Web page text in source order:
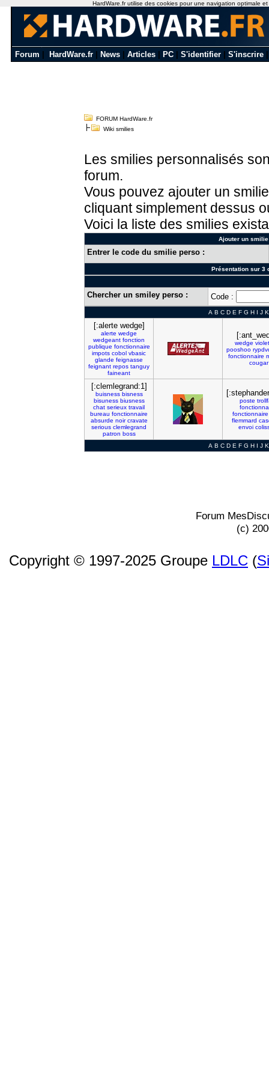
Forum HardWare.fr News Articles PC S'identifier S'inscrire
FORUM HardWare.fr
Wiki smilies
Les smilies personnalisés
forum.
Vous pouvez ajouter un
cliquant simplement dessus
Voici la liste des smilies
Ajouter un
Entrer le code du smilie perso :
Présentation sur 3
Chercher un smiley perso : Code :
A B C D E F G H I J K
[:alerte wedge]
alerte wedge
wedgeant fonction
publique fonctionnaire
impots cobol vbasic
glande feignasse
feignant repos tanguy
faineant
wedge violet
pooshoo
fonctionnaire
cougar
[:clemlegrand:1]
buisness bisness
bisuness biusness
chat serieux travail
bureau fonctionnaire
absurde noir cravate
serious clemlegrand
patron boss
poste
fonctionnaire
flemmard
envoi
A B C D E F G H I J K
Forum
(c)
Copyright © 1997-2025 Groupe LDLC (
HardWare.fr utilise des cookies pour une navigation optimale